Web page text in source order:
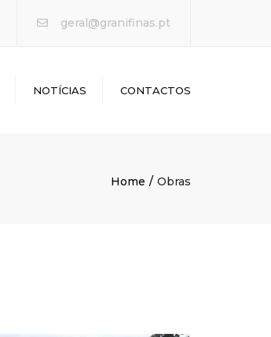
geral@granifinas.pt
NOTÍCIAS CONTACTOS
Home Obras